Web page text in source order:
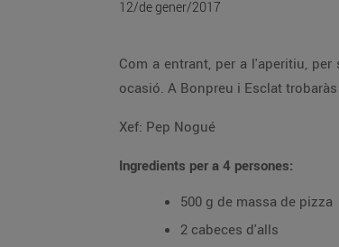
12/de gener/2017
Com a entrant, per a l'aperitiu,
ocasió. A Bonpreu i Esclat
Xef: Pep Nogué
Ingredients per a 4 persones:
500 g de massa de pizza
2 cabeces d'alls